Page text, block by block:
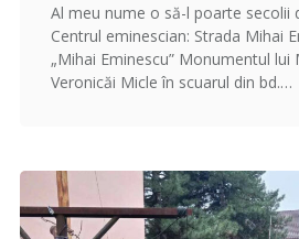
Al meu nume o să-l poarte secolii
Centrul eminescian: Strada Mihai
„Mihai Eminescu” Monumentul lui
Veronicăi Micle în scuarul din bd.…